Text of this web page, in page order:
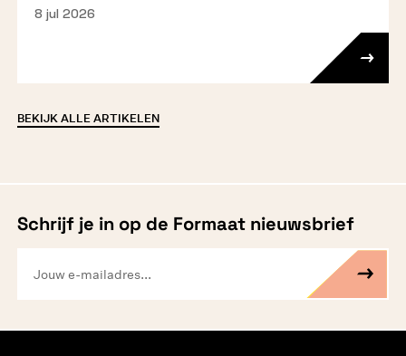
8 jul 2026
BEKIJK ALLE ARTIKELEN
Schrijf je in op de Formaat nieuwsbrief